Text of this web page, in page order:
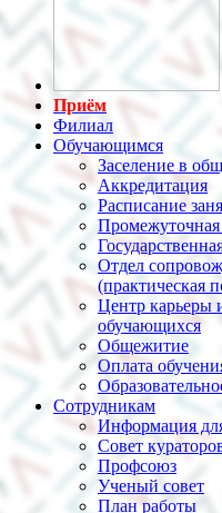
Приём
Филиал
Обучающимся
Заселение в
Аккредитация
Расписание
Промежуточная
Отдел
(практическая
Центр карьеры
обучающихся
Общежитие
Оплата
Сотрудникам
Информация
Совет
Профсоюз
Ученый совет
План работы